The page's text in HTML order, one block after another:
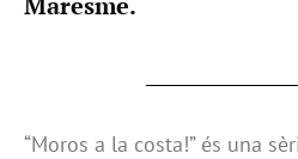
“Moros a la costa!” és una